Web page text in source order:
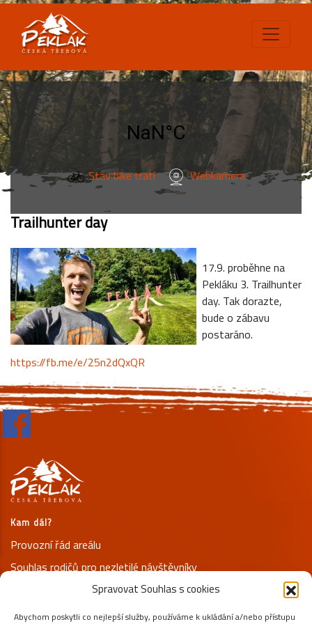
Spravovat Souhlas s cookies
Abychom poskytli co nejlepší služby, používáme k ukládání a/nebo přístupu
Stav bike tratí Webkamera
Trailhunter day
17.9. proběhne na
Pekláku 3. Trailhunter
day. Tak dorazte,
bude o zábavu
postaráno.
https://fb.me/e/25n2dQxQR
Kam dál?
Provozní řád areálu
Souhlas rodičů pro nezletilé návštěvníky
Prohlášení o ochraně osobních údajů
Kontakty